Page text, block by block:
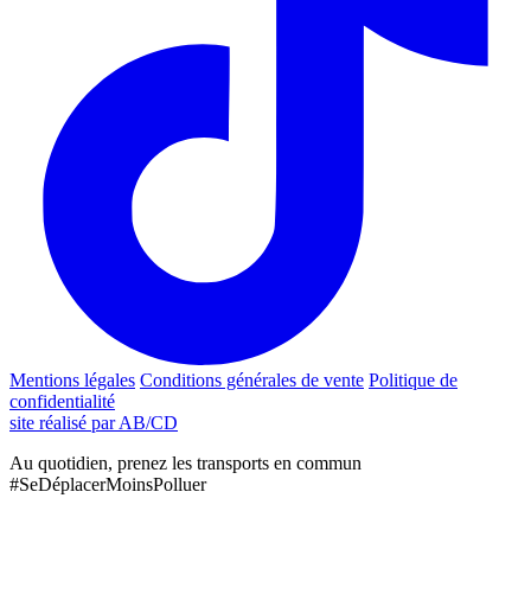
Mentions légales Conditions générales de vente Politique de
confidentialité
site réalisé par AB/CD
Au quotidien, prenez les transports en commun
#SeDéplacerMoinsPolluer